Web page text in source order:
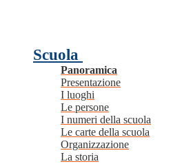
Scuola
Panoramica
Presentazione
I luoghi
Le persone
I numeri della scuola
Le carte della scuola
Organizzazione
La storia